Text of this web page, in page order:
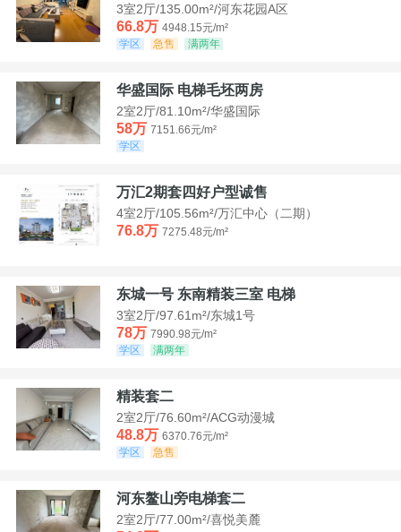
3室2厅/135.00m²/河东花园A区
66.8万 4948.15元/m²
学区
急售 满两年
华盛国际 电梯毛坯两房
2室2厅/81.10m²/华盛国际
58万 7151.66元/m²
学区
万汇2期套四好户型诚售
4室2厅/105.56m²/万汇中心（二期）
76.8万 7275.48元/m²
东城一号 东南精装三室 电梯
3室2厅/97.61m²/东城1号
78万 7990.98元/m²
学区
满两年
精装套二
2室2厅/76.60m²/ACG动漫城
48.8万 6370.76元/m²
学区
急售
河东鳌山旁电梯套二
2室2厅/77.00m²/喜悦美麓